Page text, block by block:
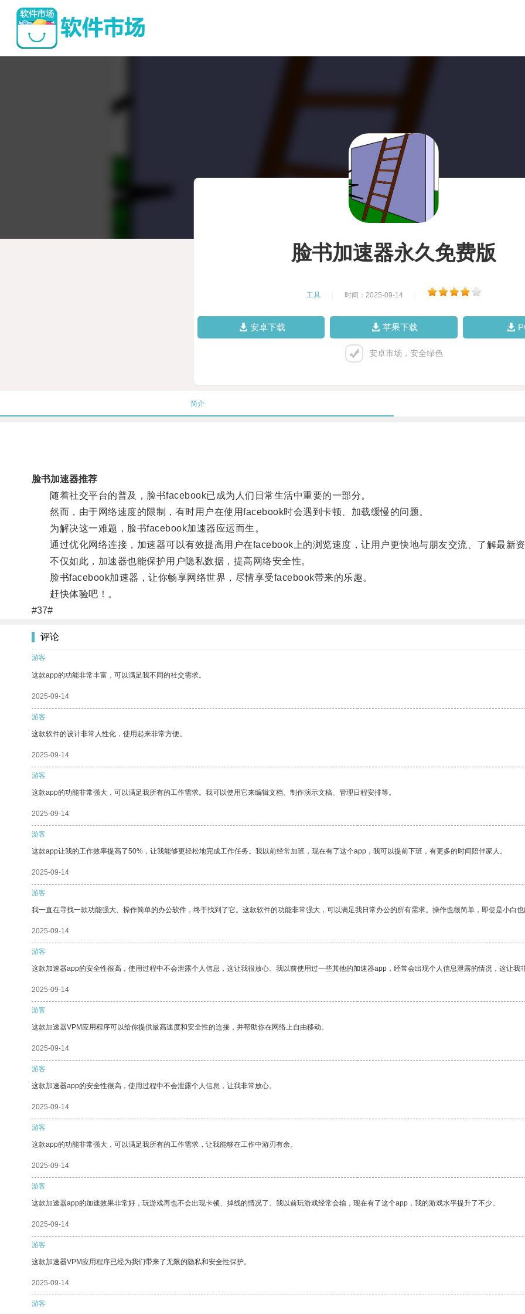
脸书加速器永久免费版
工具 时间：2025-09-14
安卓下载 苹果下载
安卓市场，安全绿色
简介
脸书加速器推荐
随着社交平台的普及，脸书facebook已成为人们日常生活中重要的一部分。
然而，由于网络速度的限制，有时用户在使用facebook时会遇到卡顿、加载缓慢的问题。
为解决这一难题，脸书facebook加速器应运而生。
通过优化网络连接，加速器可以有效提高用户在facebook上的浏览速度，让用户更快地与朋友交流、了解最新资
不仅如此，加速器也能保护用户隐私数据，提高网络安全性。
脸书facebook加速器，让你畅享网络世界，尽情享受facebook带来的乐趣。
赶快体验吧！。
#37#
评论
游客
这款app的功能非常丰富，可以满足我不同的社交需求。
2025-09-14
游客
这款软件的设计非常人性化，使用起来非常方便。
2025-09-14
游客
这款app的功能非常强大，可以满足我所有的工作需求。我可以使用它来编辑文档、制作演示文稿、管理日程安排等。
2025-09-14
游客
这款app让我的工作效率提高了50%，让我能够更轻松地完成工作任务。我以前经常加班，现在有了这个app，我可以提前下班，有更多的时间陪伴家人。
2025-09-14
游客
我一直在寻找一款功能强大、操作简单的办公软件，终于找到了它。这款软件的功能非常强大，可以满足我日常办公的所有需求。操作也很简单，即使是小白也
2025-09-14
游客
这款加速器app的安全性很高，使用过程中不会泄露个人信息，这让我很放心。我以前使用过一些其他的加速器app，经常会出现个人信息泄露的情况，这让我
2025-09-14
游客
这款加速器VPM应用程序可以给你提供最高速度和安全性的连接，并帮助你在网络上自由移动。
2025-09-14
游客
这款加速器app的安全性很高，使用过程中不会泄露个人信息，让我非常放心。
2025-09-14
游客
这款app的功能非常强大，可以满足我所有的工作需求，让我能够在工作中游刃有余。
2025-09-14
游客
这款加速器app的加速效果非常好，玩游戏再也不会出现卡顿、掉线的情况了。我以前玩游戏经常会输，现在有了这个app，我的游戏水平提升了不少。
2025-09-14
游客
这款加速器VPM应用程序已经为我们带来了无限的隐私和安全性保护。
2025-09-14
游客